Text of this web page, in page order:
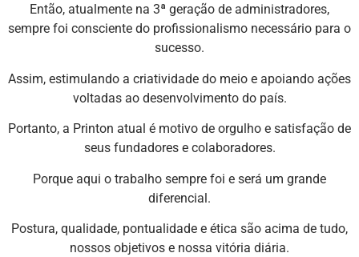
Então, atualmente na 3ª geração de administradores,
sempre foi consciente do profissionalismo necessário para o
sucesso.
Assim, estimulando a criatividade do meio e apoiando ações
voltadas ao desenvolvimento do país.
Portanto, a Printon atual é motivo de orgulho e satisfação de
seus fundadores e colaboradores.
Porque aqui o trabalho sempre foi e será um grande
diferencial.
Postura, qualidade, pontualidade e ética são acima de tudo,
nossos objetivos e nossa vitória diária.